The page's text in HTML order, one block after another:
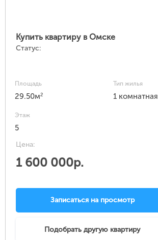
Купить квартиру в Омске
Статус:
Площадь
29.50м2
Тип жилья
1 комнатная
Этаж
5
Цена:
1 600 000р.
Записаться на просмотр
Подобрать другую квартиру